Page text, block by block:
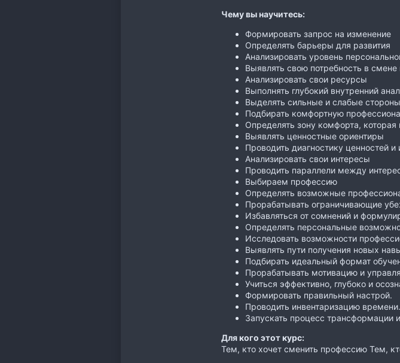
Чему вы научитесь:
Формировать запрос на изменение
Определять барьеры для развития
Анализировать уровень
Выявлять свою потребность в
Анализировать свои ресурсы
Выполнять глубокий внутренний
Выделять сильные и слабые
Подбирать комфортную
Определять зону комфорта,
Выявлять ценностные ориентиры
Проводить диагностику ценностей и
Анализировать свои интересы
Проводить параллели между
Выбираем профессию
Определять возможные
Прорабатывать ограничивающие
Избавляться от сомнений и
Определять персональные
Исследовать возможности
Выявлять пути получения новых
Подбирать идеальный формат
Прорабатывать мотивацию и
Учиться эффективно, глубоко и
Формировать правильный настрой.
Проводить инвентаризацию времени.
Запускать процесс трансформации
Для кого этот курс:
Тем, кто хочет сменить профессию Тем,